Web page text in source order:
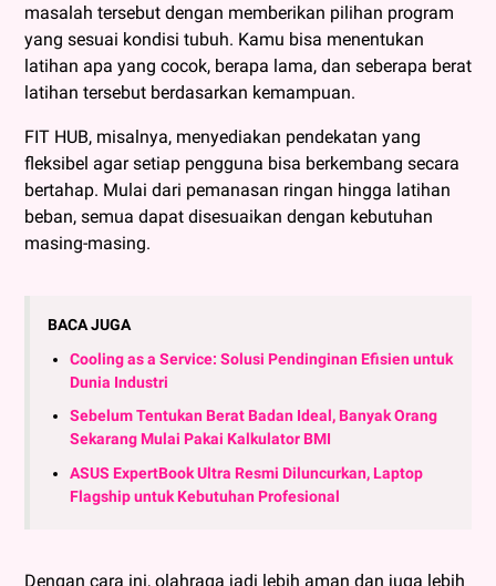
masalah tersebut dengan memberikan pilihan program
yang sesuai kondisi tubuh. Kamu bisa menentukan
latihan apa yang cocok, berapa lama, dan seberapa berat
latihan tersebut berdasarkan kemampuan.
FIT HUB, misalnya, menyediakan pendekatan yang
fleksibel agar setiap pengguna bisa berkembang secara
bertahap. Mulai dari pemanasan ringan hingga latihan
beban, semua dapat disesuaikan dengan kebutuhan
masing-masing.
BACA JUGA
Cooling as a Service: Solusi Pendinginan Efisien untuk
Dunia Industri
Sebelum Tentukan Berat Badan Ideal, Banyak Orang
Sekarang Mulai Pakai Kalkulator BMI
ASUS ExpertBook Ultra Resmi Diluncurkan, Laptop
Flagship untuk Kebutuhan Profesional
Dengan cara ini, olahraga jadi lebih aman dan juga lebih